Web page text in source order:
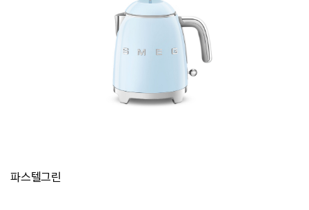
파스텔그린